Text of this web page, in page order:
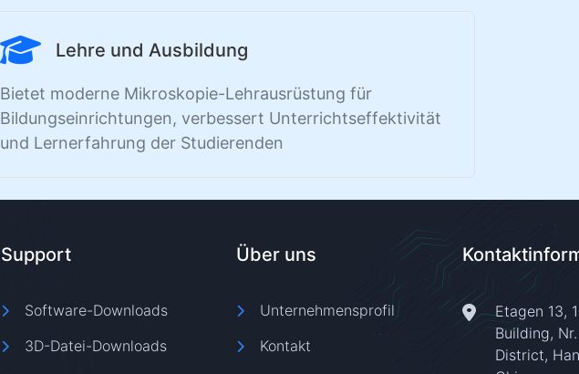
Lehre und Ausbildung
Bietet moderne Mikroskopie-Lehrausrüstung für
Bildungseinrichtungen, verbessert Unterrichtseffektivität
und Lernerfahrung der Studierenden
Support
Software-Downloads
3D-Datei-Downloads
Über uns
Unternehmensprofil
Kontakt
Etagen 13,
Building,
District,